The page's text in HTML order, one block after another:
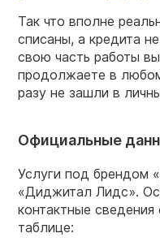
Так что вполне
списаны, а кредита
свою часть работы
продолжаете в
разу не зашли в
Официальные
Услуги под брендом
«Диджитал Лидс».
контактные
таблице: